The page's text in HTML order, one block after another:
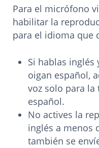
Para el micrófono
habilitar la
para el idioma que
Si hablas inglés
oigan español,
voz solo para la
español.
No actives la
inglés a menos
también se